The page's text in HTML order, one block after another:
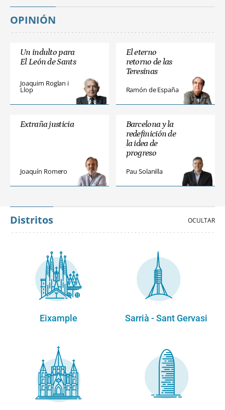
OPINIÓN
Un indulto para
El León de Sants
Joaquim Roglan i
Llop
El eterno
retorno de las
Teresinas
Ramón de España
Extraña justicia
Joaquín Romero
Barcelona y la
redefinición de
la idea de
progreso
Pau Solanilla
Distritos
Eixample Sarrià - Sant Gervasi